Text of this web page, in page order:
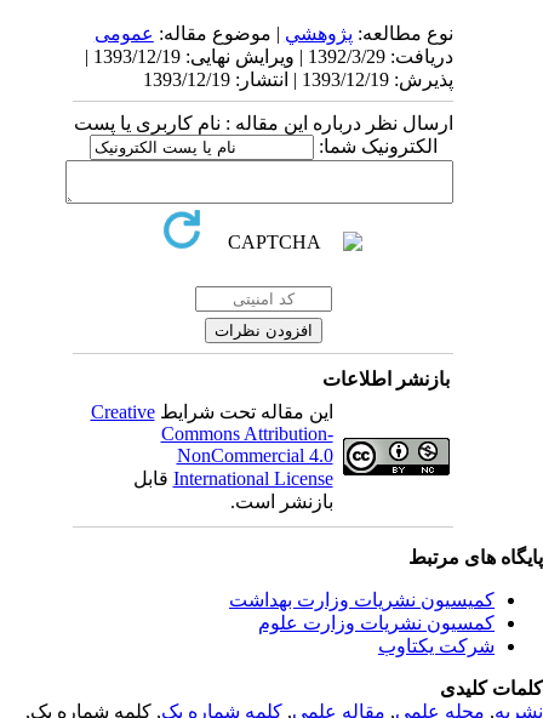
نوع مطالعه:پژوهشي| موضوع مقاله:عمومى
دریافت: 1392/3/29 | ویرایش نهایی: 1393/12/19 |
پذیرش: 1393/12/19 | انتشار: 1393/12/19
ارسال نظر درباره این مقاله : نام کاربری یا پست
الکترونیک شما:
بازنشر اطلاعات
این مقاله تحت شرایطCreative
Commons Attribution-
NonCommercial 4.0
International Licenseقابل
بازنشر است.
های مرتبط
کمیسیون نشریات وزارت بهداشت
کمسیون نشریات وزارت علوم
شرکت یکتاوب
کلیدی
,مجله علمی, مقاله علمی, کلمه شماره یک, کلمه شماره یک,